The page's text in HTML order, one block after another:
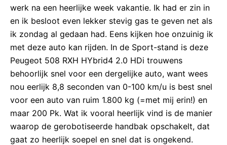
werk na een heerlijke week vakantie. Ik had er zin in
en ik besloot even lekker stevig gas te geven net als
ik zondag al gedaan had. Eens kijken hoe onzuinig ik
met deze auto kan rijden. In de Sport-stand is deze
Peugeot 508 RXH HYbrid4 2.0 HDi trouwens
behoorlijk snel voor een dergelijke auto, want wees
nou eerlijk 8,8 seconden van 0-100 km/u is best snel
voor een auto van ruim 1.800 kg (=met mij erin!) en
maar 200 Pk. Wat ik vooral heerlijk vind is de manier
waarop de gerobotiseerde handbak opschakelt, dat
gaat zo heerlijk soepel en snel dat is ongekend.